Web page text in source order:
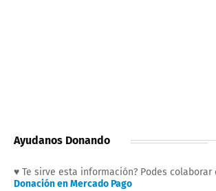
Ayudanos Donando
♥ Te sirve esta información? Podes colaborar
Donación en Mercado Pago